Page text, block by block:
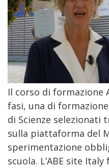
Il corso di formazione
fasi, una di
di Scienze selezionati
sulla piattaforma del
sperimentazione
scuola. L’ABE site